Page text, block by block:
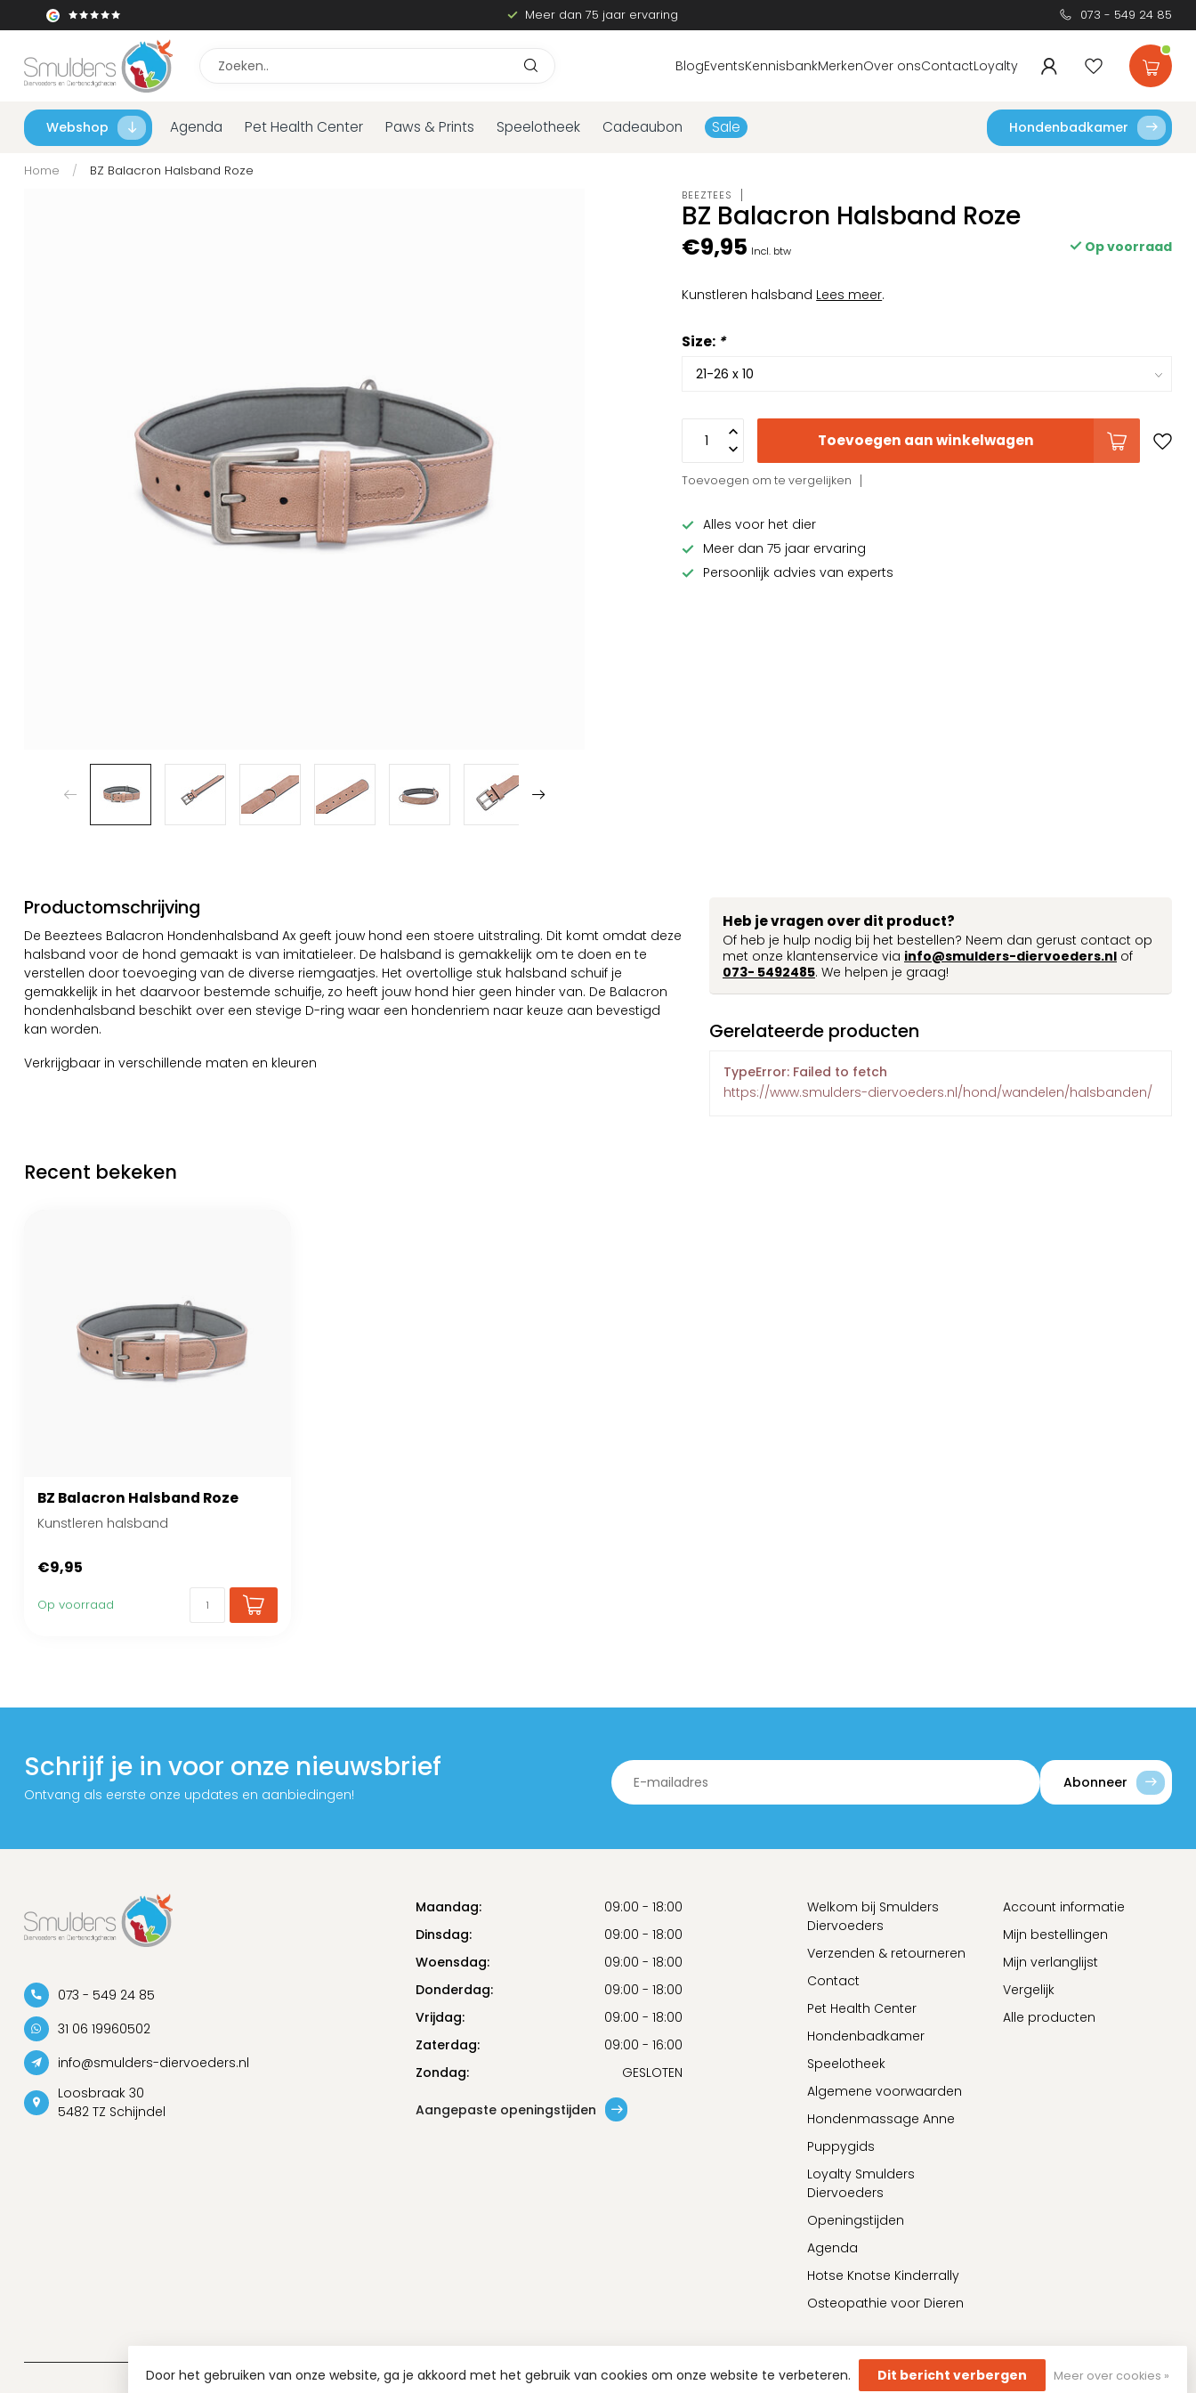
Meer dan 75 jaar ervaring 073 - 549 24 85
BlogEventsKennisbankMerkenOver onsContactLoyalty
Webshop Agenda Pet Health Center Paws & Prints Speelotheek Cadeaubon Sale Hondenbadkamer
Home / BZ Balacron Halsband Roze
BEEZTEES
BZ Balacron Halsband Roze
€9,95 Incl. btw Op voorraad
Kunstleren halsband Lees meer.
Size: *
Toevoegen aan winkelwagen
Toevoegen om te vergelijken
Alles voor het dier
Meer dan 75 jaar ervaring
Persoonlijk advies van experts
Productomschrijving
De Beeztees Balacron Hondenhalsband Ax geeft jouw hond een stoere uitstraling. Dit komt omdat deze
halsband voor de hond gemaakt is van imitatieleer. De halsband is gemakkelijk om te doen en te
verstellen door toevoeging van de diverse riemgaatjes. Het overtollige stuk halsband schuif je
gemakkelijk in het daarvoor bestemde schuifje, zo heeft jouw hond hier geen hinder van. De Balacron
hondenhalsband beschikt over een stevige D-ring waar een hondenriem naar keuze aan bevestigd
kan worden.
Verkrijgbaar in verschillende maten en kleuren
Heb je vragen over dit product?
Of heb je hulp nodig bij het bestellen? Neem dan gerust contact op
met onze klantenservice via info@smulders-diervoeders.nl of
073- 5492485. We helpen je graag!
Gerelateerde producten
TypeError: Failed to fetch
https://www.smulders-diervoeders.nl/hond/wandelen/halsbanden/
Recent bekeken
BZ Balacron Halsband Roze
Kunstleren halsband
€9,95
Op voorraad
Schrijf je in voor onze nieuwsbrief
Ontvang als eerste onze updates en aanbiedingen!
Abonneer
073 - 549 24 85
31 06 19960502
info@smulders-diervoeders.nl
Loosbraak 30
5482 TZ Schijndel
Maandag:
09:00 - 18:00
Dinsdag:
09:00 - 18:00
Woensdag:
09:00 - 18:00
Donderdag:
09:00 - 18:00
Vrijdag:
09:00 - 18:00
Zaterdag:
09:00 - 16:00
Zondag:
GESLOTEN
Aangepaste openingstijden
Welkom bij Smulders
Diervoeders
Verzenden & retourneren
Contact
Pet Health Center
Hondenbadkamer
Speelotheek
Algemene voorwaarden
Hondenmassage Anne
Puppygids
Loyalty Smulders
Diervoeders
Openingstijden
Agenda
Hotse Knotse Kinderrally
Osteopathie voor Dieren
Account informatie
Mijn bestellingen
Mijn verlanglijst
Vergelijk
Alle producten
Door het gebruiken van onze website, ga je akkoord met het gebruik van cookies om onze website te verbeteren. Dit bericht verbergen Meer over cookies »